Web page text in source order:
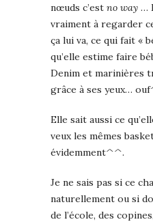
nœuds c’est no way …
vraiment à regarder
ça lui va, ce qui fait «
qu’elle estime faire
Denim et marinières
grâce à ses yeux…
Elle sait aussi ce
veux les mêmes
évidemment^^.
Je ne sais pas si ce
naturellement ou si
de l’école, des